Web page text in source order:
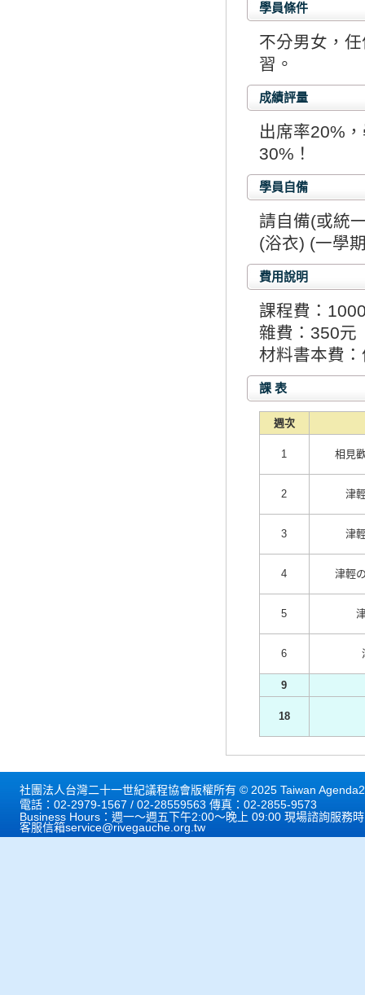
學員條件
不分男女，
習。
成績評量
出席率20%
30%！
學員自備
請自備(或統
(浴衣) (一學
費用說明
課程費：
雜費：350元
材料書本費
課 表
週次
1 相見
2 津
3 津
4 津輕
5
6
9
18
社團法人台灣二十一世紀議程協會版權所有 © 2025 Taiwan
電話：02-2979-1567 / 02-28559563 傳真：02-2855-9573
Business Hours：週一～週五下午2:00～晚上 09:00 現場諮詢服務
客服信箱service@rivegauche.org.tw